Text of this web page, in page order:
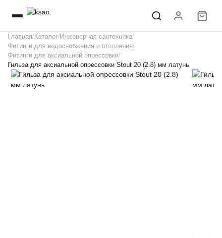
Главная Каталог Инженерная сантехника
Фитинги для водоснобжения и отопления
Фитинги для аксиальной опрессовки
Гильза для аксиальной опрессовки Stout 20 (2.8) мм латунь